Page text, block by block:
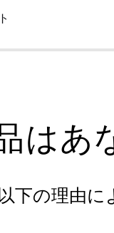
はあ
下の理由に